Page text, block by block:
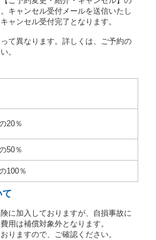
結）
に定める借受条件を明示し、当
ものとします。ただし、貸し渡す
ーがない場合又は借受人若しく
１項若しくは第２項各号のいずれ
除きます。
合、借受人は当社に第１0条第
を支払うものとします。
れた事項を遵守するものとしま
本通達（注１）に基づき、貸渡
運転免許の種類及び運転免許証
貸渡契約の締結にあたり、借受
定する運転者（以下「運転者」
転免許証の提示を求めるほか、そ
ことがあります。この場合、借
であるときは自己の運転免許証
キャンセル受付メールを送信いたし
ャンセル受付完了となります。
て異なります。詳しくは、ご予約の
。
20％
50％
100％
て
に加入しておりますが、自損事故に
用は補償対象外となります。
りますので、ご確認ください。